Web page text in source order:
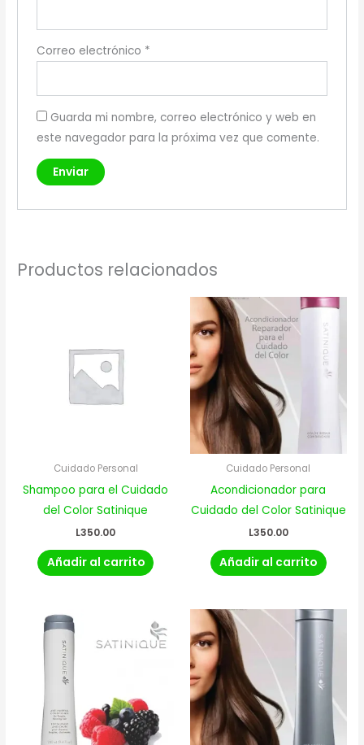
Correo electrónico *
Guarda mi nombre, correo electrónico y web en
este navegador para la próxima vez que comente.
Productos relacionados
Cuidado Personal
Shampoo para el Cuidado
del Color Satinique
L350.00
Añadir al carrito
Cuidado Personal
Acondicionador para
Cuidado del Color Satinique
L350.00
Añadir al carrito